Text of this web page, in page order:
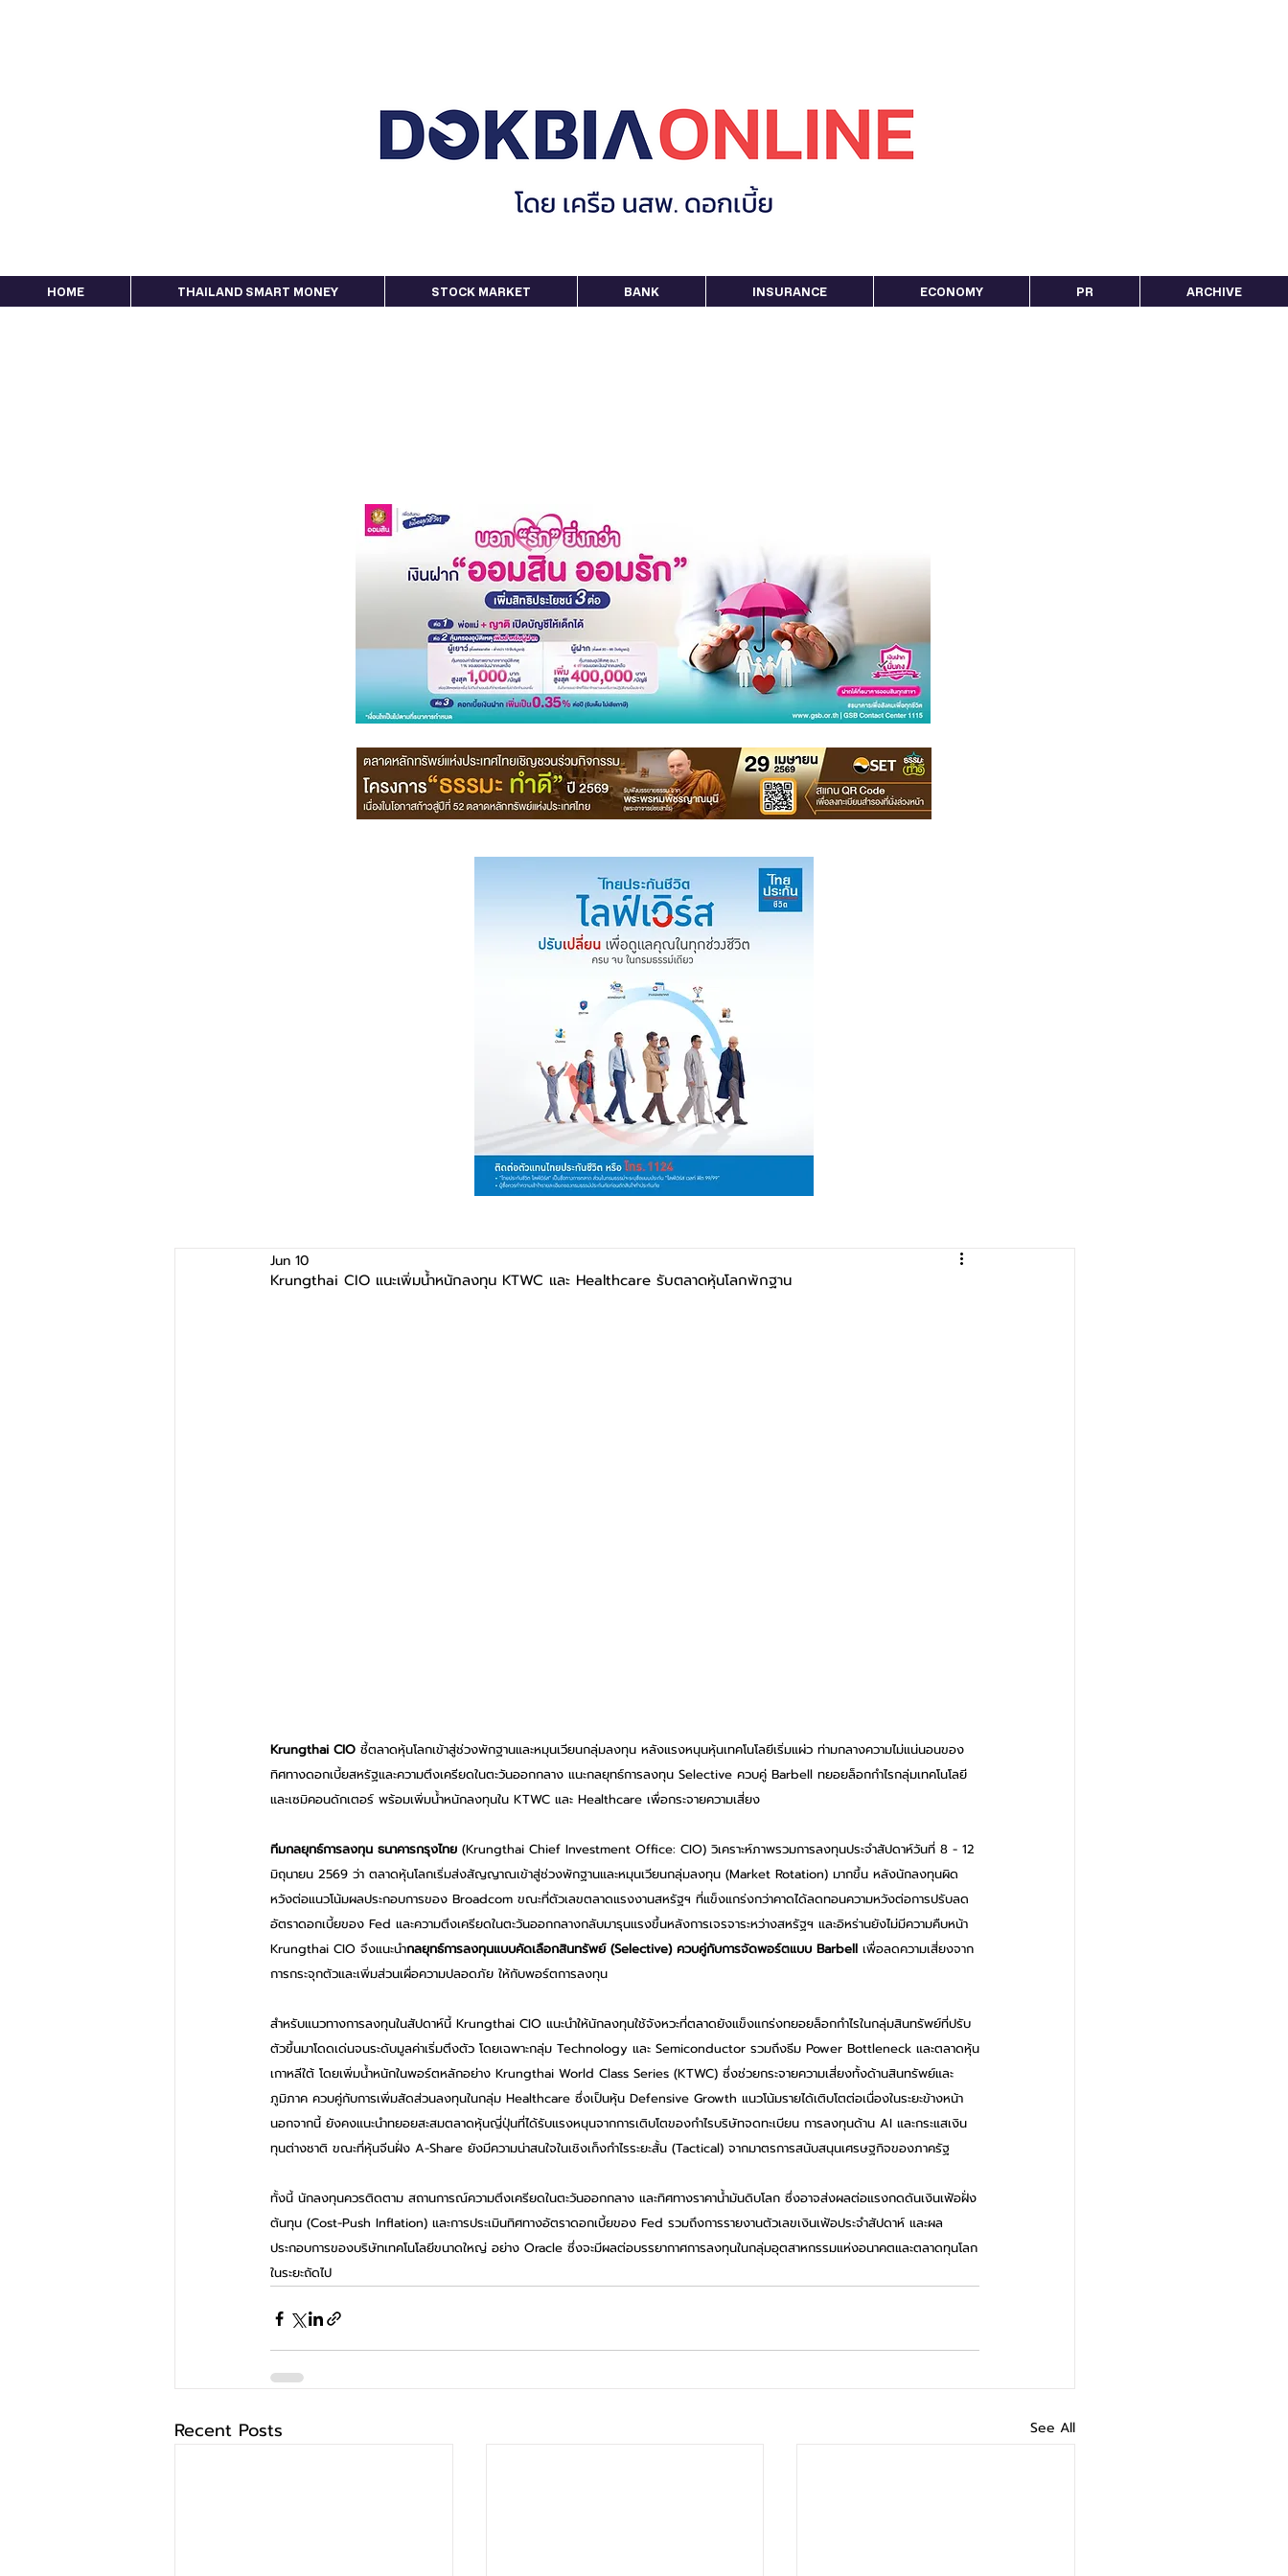
HOME THAILAND SMART MONEY STOCK MARKET BANK INSURANCE ECONOMY PR ARCHIVE
Krungthai CIO แนะเพิ่มน้ำหนักลงทุน KTWC และ Healthcare รับตลาดหุ้นโลกพักฐาน
Jun 10
Krungthai CIO ชี้ตลาดหุ้นโลกเข้าสู่ช่วงพักฐานและหมุนเวียนกลุ่มลงทุน หลังแรงหนุนหุ้นเทคโนโลยีเริ่มแผ่ว ท่ามกลางความไม่แน่นอนของ
ทิศทางดอกเบี้ยสหรัฐและความตึงเครียดในตะวันออกกลาง แนะกลยุทธ์การลงทุน Selective ควบคู่ Barbell ทยอยล็อกกำไรกลุ่มเทคโนโลยี
และเซมิคอนดักเตอร์ พร้อมเพิ่มน้ำหนักลงทุนใน KTWC และ Healthcare เพื่อกระจายความเสี่ยง
ทีมกลยุทธ์การลงทุน ธนาคารกรุงไทย (Krungthai Chief Investment Office: CIO) วิเคราะห์ภาพรวมการลงทุนประจำสัปดาห์วันที่ 8 - 12
มิถุนายน 2569 ว่า ตลาดหุ้นโลกเริ่มส่งสัญญาณเข้าสู่ช่วงพักฐานและหมุนเวียนกลุ่มลงทุน (Market Rotation) มากขึ้น หลังนักลงทุนผิด
หวังต่อแนวโน้มผลประกอบการของ Broadcom ขณะที่ตัวเลขตลาดแรงงานสหรัฐฯ ที่แข็งแกร่งกว่าคาดได้ลดทอนความหวังต่อการปรับลด
อัตราดอกเบี้ยของ Fed และความตึงเครียดในตะวันออกกลางกลับมารุนแรงขึ้นหลังการเจรจาระหว่างสหรัฐฯ และอิหร่านยังไม่มีความคืบหน้า
Krungthai CIO จึงแนะนำกลยุทธ์การลงทุนแบบคัดเลือกสินทรัพย์ (Selective) ควบคู่กับการจัดพอร์ตแบบ Barbell เพื่อลดความเสี่ยงจาก
การกระจุกตัวและเพิ่มส่วนเผื่อความปลอดภัย ให้กับพอร์ตการลงทุน
สำหรับแนวทางการลงทุนในสัปดาห์นี้ Krungthai CIO แนะนำให้นักลงทุนใช้จังหวะที่ตลาดยังแข็งแกร่งทยอยล็อกกำไรในกลุ่มสินทรัพย์ที่ปรับ
ตัวขึ้นมาโดดเด่นจนระดับมูลค่าเริ่มตึงตัว โดยเฉพาะกลุ่ม Technology และ Semiconductor รวมถึงธีม Power Bottleneck และตลาดหุ้น
เกาหลีใต้ โดยเพิ่มน้ำหนักในพอร์ตหลักอย่าง Krungthai World Class Series (KTWC) ซึ่งช่วยกระจายความเสี่ยงทั้งด้านสินทรัพย์และ
ภูมิภาค ควบคู่กับการเพิ่มสัดส่วนลงทุนในกลุ่ม Healthcare ซึ่งเป็นหุ้น Defensive Growth แนวโน้มรายได้เติบโตต่อเนื่องในระยะข้างหน้า
นอกจากนี้ ยังคงแนะนำทยอยสะสมตลาดหุ้นญี่ปุ่นที่ได้รับแรงหนุนจากการเติบโตของกำไรบริษัทจดทะเบียน การลงทุนด้าน AI และกระแสเงิน
ทุนต่างชาติ ขณะที่หุ้นจีนฝั่ง A-Share ยังมีความน่าสนใจในเชิงเก็งกำไรระยะสั้น (Tactical) จากมาตรการสนับสนุนเศรษฐกิจของภาครัฐ
ทั้งนี้ นักลงทุนควรติดตาม สถานการณ์ความตึงเครียดในตะวันออกกลาง และทิศทางราคาน้ำมันดิบโลก ซึ่งอาจส่งผลต่อแรงกดดันเงินเฟ้อฝั่ง
ต้นทุน (Cost-Push Inflation) และการประเมินทิศทางอัตราดอกเบี้ยของ Fed รวมถึงการรายงานตัวเลขเงินเฟ้อประจำสัปดาห์ และผล
ประกอบการของบริษัทเทคโนโลยีขนาดใหญ่ อย่าง Oracle ซึ่งจะมีผลต่อบรรยากาศการลงทุนในกลุ่มอุตสาหกรรมแห่งอนาคตและตลาดทุนโลก
ในระยะถัดไป
Recent Posts See All